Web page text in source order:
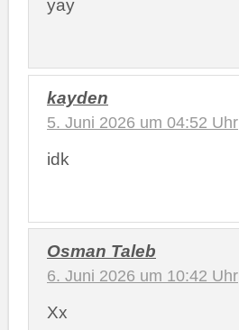
yay
kayden
5. Juni 2026 um 04:52 Uhr
idk
Osman Taleb
6. Juni 2026 um 10:42 Uhr
Xx